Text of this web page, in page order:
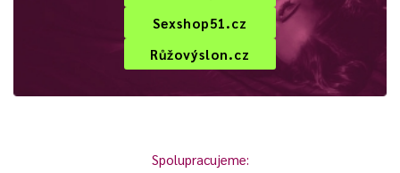
Sexshop51.cz
Růžovýslon.cz
Spolupracujeme: